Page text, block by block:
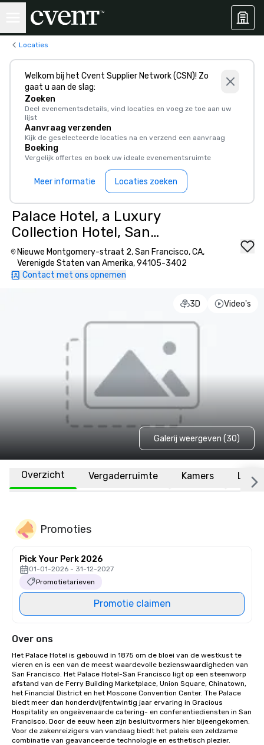
Locaties
Welkom bij het Cvent Supplier Network (CSN)! Zo
gaat u aan de slag:
Zoeken
Deel evenementsdetails, vind locaties en voeg ze toe aan uw
lijst
Aanvraag verzenden
Kijk de geselecteerde locaties na en verzend een aanvraag
Boeking
Vergelijk offertes en boek uw ideale evenementsruimte
Meer informatie Locaties zoeken
Palace Hotel, a Luxury
Collection Hotel, San
Francisco
Nieuwe Montgomery-straat 2, San Francisco, CA,
Verenigde Staten van Amerika, 94105-3402
Contact met ons opnemen
3D Video's
Galerij weergeven (30)
Overzicht Vergaderruimte Kamers
Promoties
Pick Your Perk 2026
01-01-2026 - 31-12-2027
Promotietarieven
Promotie claimen
Over ons
Het Palace Hotel is gebouwd in 1875 om de bloei van de westkust te
vieren en is een van de meest waardevolle bezienswaardigheden van
San Francisco. Het Palace Hotel-San Francisco ligt op een steenworp
afstand van de Ferry Building Marketplace, Union Square, Chinatown,
het Financial District en het Moscone Convention Center. The Palace
biedt meer dan honderdvijfentwintig jaar ervaring in Gracious
Hospitality en ongeëvenaarde catering- en conferentiediensten in San
Francisco. Door de eeuw heen zijn besluitvormers hier bijeengekomen.
Voor de zakenreizigers van vandaag biedt het paleis een zeldzame
combinatie van geavanceerde technologie en esthetisch plezier.